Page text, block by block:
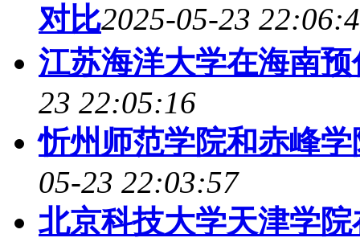
对比2025-05-23
江苏海洋大学在海南
23 22:05:16
忻州师范学院和赤峰
05-23 22:03:57
北京科技大学天津学